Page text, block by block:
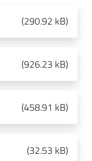
(290.92 kB)
(926.23 kB)
(458.91 kB)
(32.53 kB)